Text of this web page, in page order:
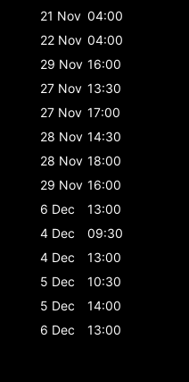
21 Nov 04:00
22 Nov 04:00
29 Nov 16:00
27 Nov 13:30
27 Nov 17:00
28 Nov 14:30
28 Nov 18:00
29 Nov 16:00
6 Dec
13:00
4 Dec
09:30
4 Dec
13:00
5 Dec
10:30
5 Dec
14:00
6 Dec
13:00